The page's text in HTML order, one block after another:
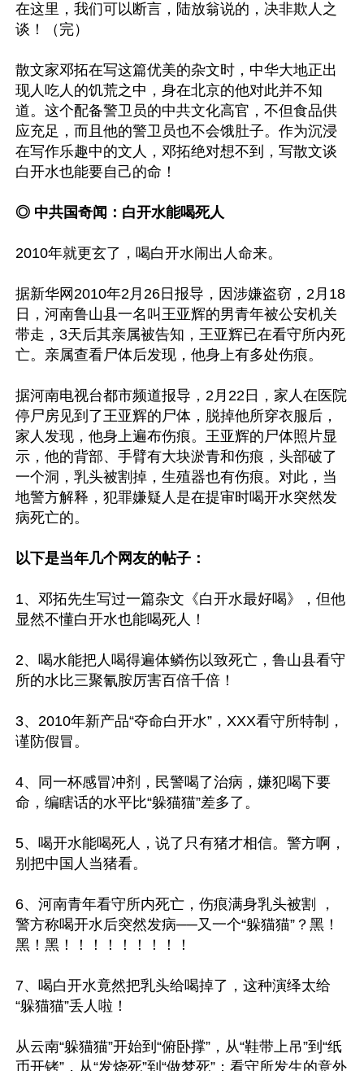
在这里，我们可以断言，陆放翁说的，决非欺人之
谈！（完）
散文家邓拓在写这篇优美的杂文时，中华大地正出
现人吃人的饥荒之中，身在北京的他对此并不知
道。这个配备警卫员的中共文化高官，不但食品供
应充足，而且他的警卫员也不会饿肚子。作为沉浸
在写作乐趣中的文人，邓拓绝对想不到，写散文谈
白开水也能要自己的命！
◎ 中共国奇闻：白开水能喝死人
2010年就更玄了，喝白开水闹出人命来。
据新华网2010年2月26日报导，因涉嫌盗窃，2月18
日，河南鲁山县一名叫王亚辉的男青年被公安机关
带走，3天后其亲属被告知，王亚辉已在看守所内死
亡。亲属查看尸体后发现，他身上有多处伤痕。
据河南电视台都市频道报导，2月22日，家人在医院
停尸房见到了王亚辉的尸体，脱掉他所穿衣服后，
家人发现，他身上遍布伤痕。王亚辉的尸体照片显
示，他的背部、手臂有大块淤青和伤痕，头部破了
一个洞，乳头被割掉，生殖器也有伤痕。对此，当
地警方解释，犯罪嫌疑人是在提审时喝开水突然发
病死亡的。
以下是当年几个网友的帖子：
1、邓拓先生写过一篇杂文《白开水最好喝》，但他
显然不懂白开水也能喝死人！
2、喝水能把人喝得遍体鳞伤以致死亡，鲁山县看守
所的水比三聚氰胺厉害百倍千倍！
3、2010年新产品“夺命白开水”，XXX看守所特制，
谨防假冒。
4、同一杯感冒冲剂，民警喝了治病，嫌犯喝下要
命，编瞎话的水平比“躲猫猫”差多了。
5、喝开水能喝死人，说了只有猪才相信。警方啊，
别把中国人当猪看。
6、河南青年看守所内死亡，伤痕满身乳头被割 ，
警方称喝开水后突然发病──又一个“躲猫猫”？黑！
黑！黑！！！！！！！！！
7、喝白开水竟然把乳头给喝掉了，这种演绎太给
“躲猫猫”丢人啦！
从云南“躲猫猫”开始到“俯卧撑”，从“鞋带上吊”到“纸
币开铐”，从“发烧死”到“做梦死”；看守所发生的意外